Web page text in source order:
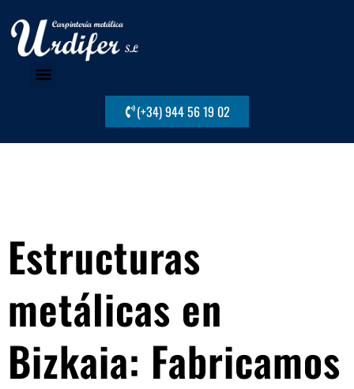
(+34) 944 56 19 02
Estructuras
metálicas en
Bizkaia: Fabricamos